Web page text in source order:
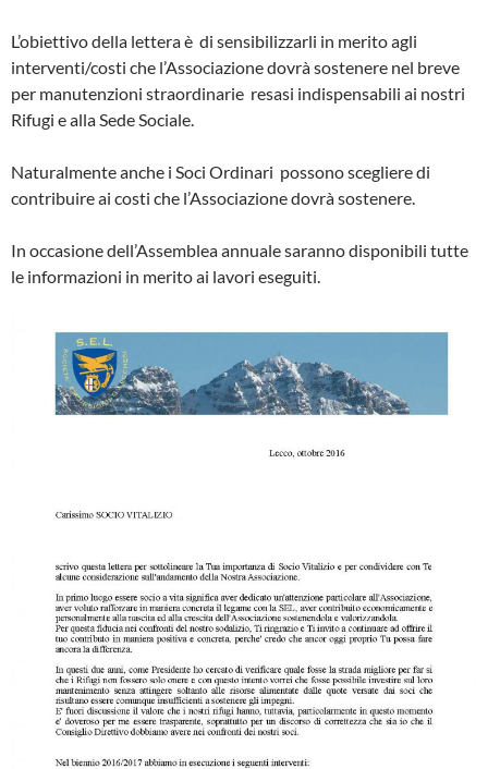
L’obiettivo della lettera è di sensibilizzarli in merito agli
interventi/costi che l’Associazione dovrà sostenere nel breve
per manutenzioni straordinarie resasi indispensabili ai nostri
Rifugi e alla Sede Sociale.
Naturalmente anche i Soci Ordinari possono scegliere di
contribuire ai costi che l’Associazione dovrà sostenere.
In occasione dell’Assemblea annuale saranno disponibili tutte
le informazioni in merito ai lavori eseguiti.